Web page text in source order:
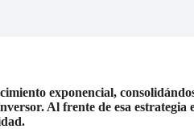
exponencial,
Al frente de esa